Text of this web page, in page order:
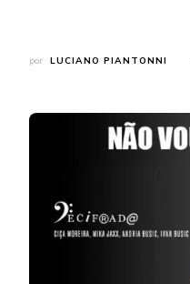
por LUCIANO PIANTONNI